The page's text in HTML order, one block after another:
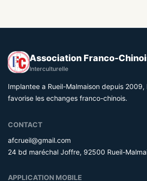
Association Franco-
Interculturelle
Implantee a Rueil-Malmaison depuis 2009,
favorise les echanges franco-chinois.
CONTACT
afcrueil@gmail.com
24 bd maréchal Joffre, 92500 Rueil-
APPLICATION MOBILE